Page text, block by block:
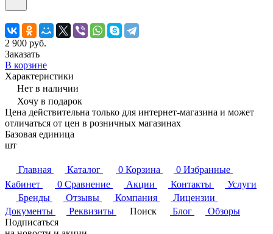
2 900 руб.
Заказать
В корзине
Характеристики
Нет в наличии
Хочу в подарок
Цена действительна только для интернет-магазина и может
отличаться от цен в розничных магазинах
Базовая единица
шт
Главная Каталог 0 Корзина 0 Избранные
Кабинет
0 Сравнение Акции Контакты
Услуги
Бренды
Отзывы Компания
Лицензии
Документы
Реквизиты Поиск Блог
Обзоры
Подписаться